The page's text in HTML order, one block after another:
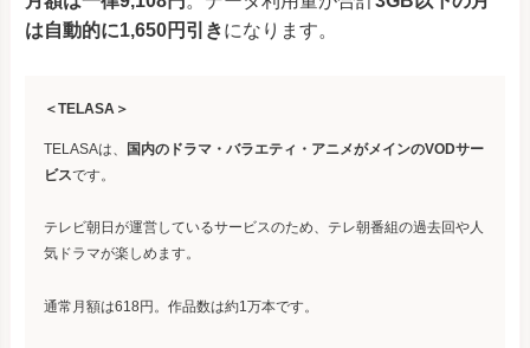
は自動的に1,650円引きになります。
＜TELASA＞
TELASAは、 国内のドラマ・バラエティ・アニメがメインのVODサー
ビスです。
テレビ朝日が運営しているサービスのため、テレ朝番組の過去回や人
気ドラマが楽しめます。
通常月額は618円。作品数は約1万本です。